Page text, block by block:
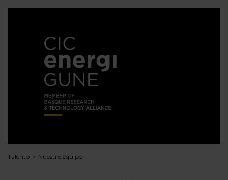
Talento Nuestro equipo